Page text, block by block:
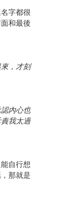
字都很
和最後
，才刻
內心也
我太過
自行想
那就是